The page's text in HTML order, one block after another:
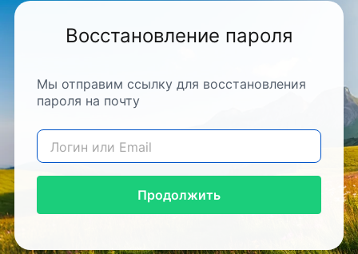
Восстановление пароля
Мы отправим ссылку для восстановления
пароля на почту
Продолжить